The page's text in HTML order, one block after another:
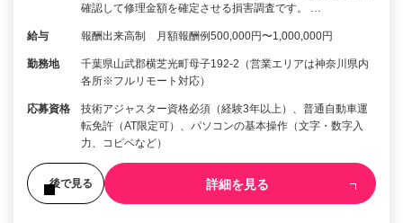
確認して修理金額を確定させる損害調査です。 …
給与 報酬出来高制 月額報酬例500,000円〜1,000,000円
勤務地
千葉県山武郡横芝光町母子192-2（営業エリアは神奈川県内
各所※フルリモート対応）
応募資格
技術アジャスター資格必須（経験3年以上）、普通自動車運
転免許（AT限定可）、パソコンの基本操作（文字・数字入
力、コピペなど）
後で見る 詳細を見る